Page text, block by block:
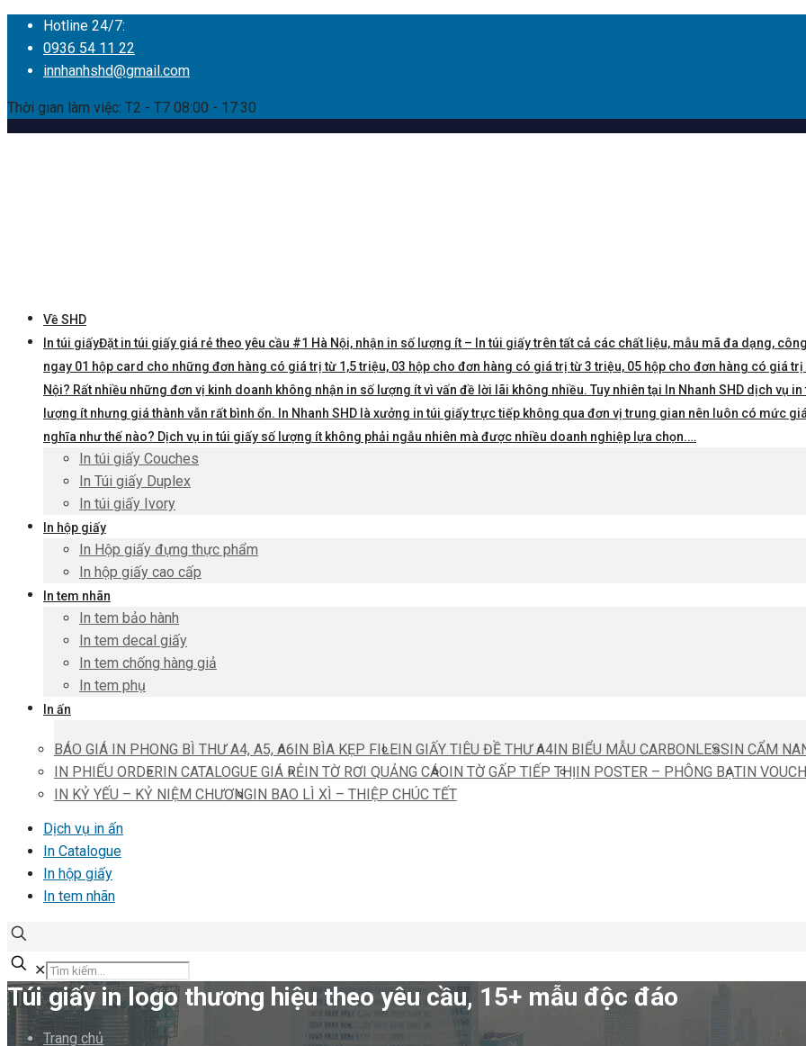
Hotline 24/7:
0936 54 11 22
innhanhshd@gmail.com
Thời gian làm việc: T2 - T7 08:00 - 17:30
Về SHD
In túi giấyĐặt in túi giấy giá rẻ theo yêu cầu #1 Hà Nội, nhận in số lượng ít – In túi giấy trên tất cả các chất liệu, mẫu mã đa dạng,
ngay 01 hộp card cho những đơn hàng có giá trị từ 1,5 triệu, 03 hộp cho đơn hàng có giá trị từ 3 triệu, 05 hộp cho đơn hàng có giá
Nội? Rất nhiều những đơn vị kinh doanh không nhận in số lượng ít vì vấn đề lời lãi không nhiều. Tuy nhiên tại In Nhanh SHD dịch vụ
lượng ít nhưng giá thành vẫn rất bình ổn. In Nhanh SHD là xưởng in túi giấy trực tiếp không qua đơn vị trung gian nên luôn có mức
nghĩa như thế nào? Dịch vụ in túi giấy số lượng ít không phải ngẫu nhiên mà được nhiều doanh nghiệp lựa chọn.…
In túi giấy Couches
In Túi giấy Duplex
In túi giấy Ivory
In hộp giấy
In Hộp giấy đựng thực phẩm
In hộp giấy cao cấp
In tem nhãn
In tem bảo hành
In tem decal giấy
In tem chống hàng giả
In tem phụ
In ấn
BÁO GIÁ IN PHONG BÌ THƯ A4, A5, A6IN BÌA KẸP FILEIN GIẤY TIÊU ĐỀ THƯ A4IN BIỂU MẪU CARBONLESSIN CẨM
IN PHIẾU ORDERIN CATALOGUE GIÁ RẺIN TỜ RƠI QUẢNG CÁOIN TỜ GẤP TIẾP THỊIN POSTER – PHÔNG BẠTIN
IN KỶ YẾU – KỶ NIỆM CHƯƠNGIN BAO LÌ XÌ – THIỆP CHÚC TẾT
Dịch vụ in ấn
In Catalogue
In hộp giấy
In tem nhãn
✕
Túi giấy in logo thương hiệu theo yêu cầu, 15+ mẫu độc đáo
Trang chủ